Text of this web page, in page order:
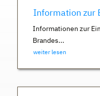
Information zur
Informationen zur
Brandes...
weiter lesen